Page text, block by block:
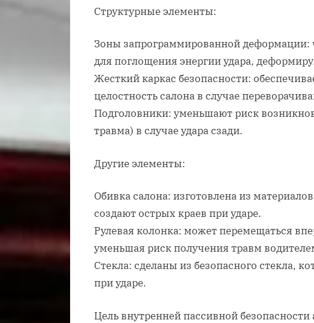
Структурные элементы:
Зоны запрограммированной деформации:
для поглощения энергии удара,
Жесткий каркас безопасности:
целостность салона в случае
Подголовники: уменьшают риск
травма) в случае удара сзади.
Другие элементы:
Обивка салона: изготовлена из
создают острых краев при ударе.
Рулевая колонка: может перемещаться
уменьшая риск получения травм
Стекла: сделаны из безопасного стекла,
при ударе.
Цель внутренней пассивной